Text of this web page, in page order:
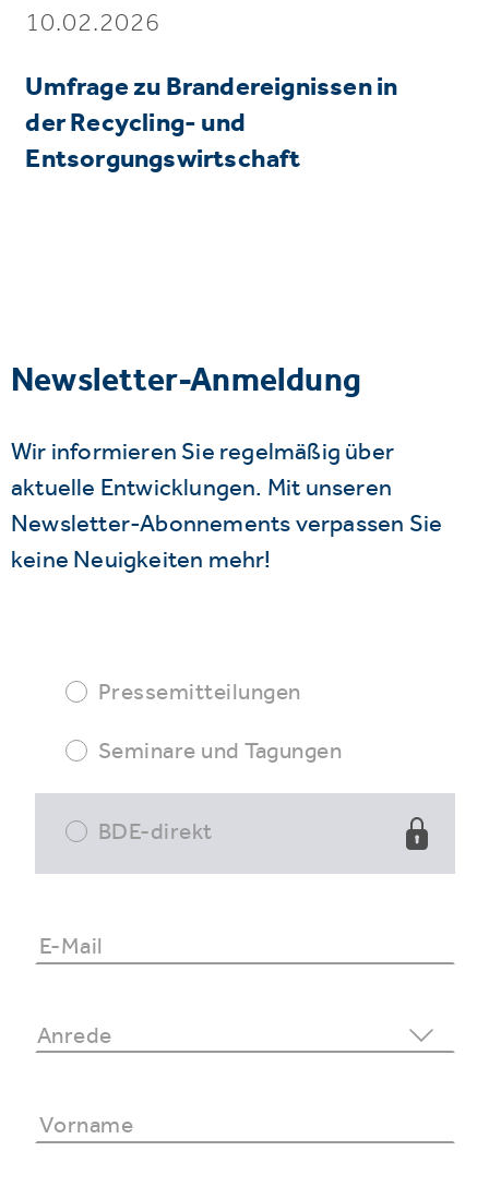
10.02.2026
Umfrage zu Brandereignissen in
der Recycling- und
Entsorgungswirtschaft
Newsletter-Anmeldung
Wir informieren Sie regelmäßig über
aktuelle Entwicklungen. Mit unseren
Newsletter-Abonnements verpassen Sie
keine Neuigkeiten mehr!
Pressemitteilungen
Seminare und Tagungen
BDE-direkt